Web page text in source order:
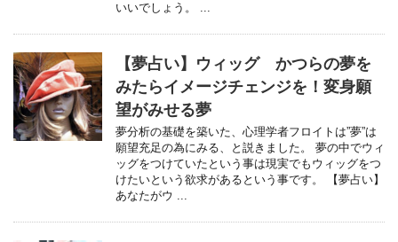
いいでしょう。 ...
【夢占い】ウィッグ かつらの夢を
みたらイメージチェンジを！変身願
望がみせる夢
夢分析の基礎を築いた、心理学者フロイトは”夢”は
願望充足の為にみる、と説きました。 夢の中でウィ
ッグをつけていたという事は現実でもウィッグをつ
けたいという欲求があるという事です。 【夢占い】
あなたがウ ...